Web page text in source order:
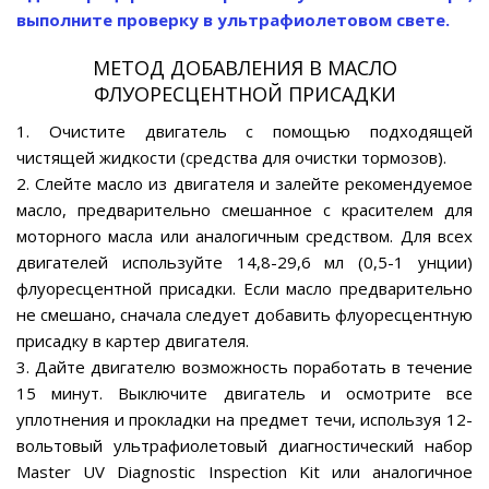
выполните проверку в ультрафиолетовом свете.
МЕТОД ДОБАВЛЕНИЯ В МАСЛО
ФЛУОРЕСЦЕНТНОЙ ПРИСАДКИ
1. Очистите двигатель с помощью подходящей
чистящей жидкости (средства для очистки тормозов).
2. Слейте масло из двигателя и залейте рекомендуемое
масло, предварительно смешанное с красителем для
моторного масла или аналогичным средством. Для всех
двигателей используйте 14,8-29,6 мл (0,5-1 унции)
флуоресцентной присадки. Если масло предварительно
не смешано, сначала следует добавить флуоресцентную
присадку в картер двигателя.
3. Дайте двигателю возможность поработать в течение
15 минут. Выключите двигатель и осмотрите все
уплотнения и прокладки на предмет течи, используя 12-
вольтовый ультрафиолетовый диагностический набор
Master UV Diagnostic Inspection Kit или аналогичное